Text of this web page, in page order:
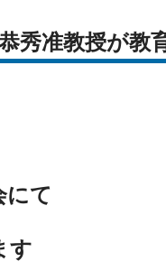
秀准教授が教
にて
す